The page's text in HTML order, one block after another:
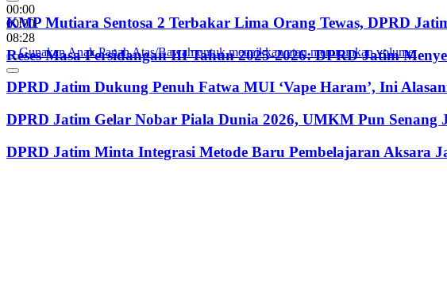
00:00
00:00
08:28
Gunakan Anak Panah Atas/Bawah untuk menaikkan atau menurunkan volume.
KMP Mutiara Sentosa 2 Terbakar Lima Orang Tewas, DPRD
Reses Masa Persidangan III Tahun 2025-2026: DPRD Jatim
DPRD Jatim Dukung Penuh Fatwa MUI ‘Vape Haram’, Ini
DPRD Jatim Gelar Nobar Piala Dunia 2026, UMKM Pun Senang
DPRD Jatim Minta Integrasi Metode Baru Pembelajaran Aksara